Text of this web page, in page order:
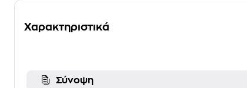
Χαρακτηριστικά
Σύνοψη